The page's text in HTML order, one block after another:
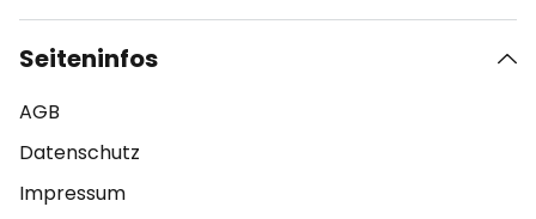
Seiteninfos
AGB
Datenschutz
Impressum